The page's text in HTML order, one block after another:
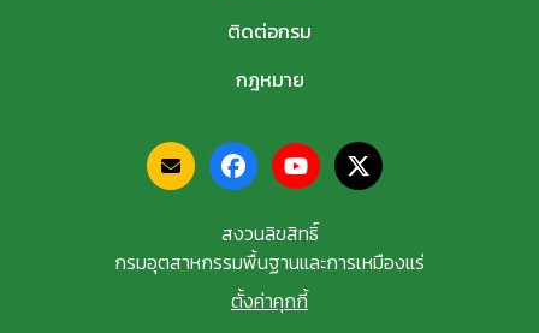
ติดต่อกรม
กฎหมาย
สงวนลิขสิทธิ์
กรมอุตสาหกรรมพื้นฐานและการเหมืองแร่
ตั้งค่าคุกกี้